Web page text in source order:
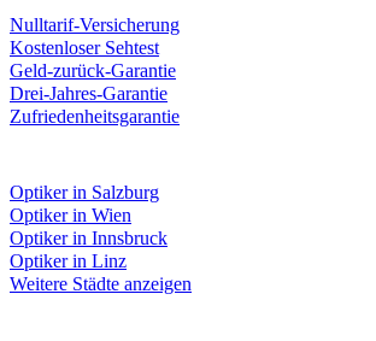
Nulltarif-Versicherung
Kostenloser Sehtest
Geld-zurück-Garantie
Drei-Jahres-Garantie
Zufriedenheitsgarantie
Optiker in Salzburg
Optiker in Wien
Optiker in Innsbruck
Optiker in Linz
Weitere Städte anzeigen